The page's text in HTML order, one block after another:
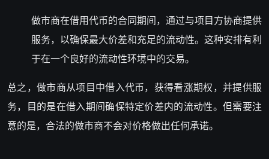
做市商在借用代币的合同期间，通过与项目方协商提供
服务，以确保最大价差和充足的流动性。这种安排有利
于在一个良好的流动性环境中的交易。
总之，做市商从项目中借入代币，获得看涨期权，并提供服
务，目的是在借入期间确保特定价差内的流动性。但需要注
意的是，合法的做市商不会对价格做出任何承诺。